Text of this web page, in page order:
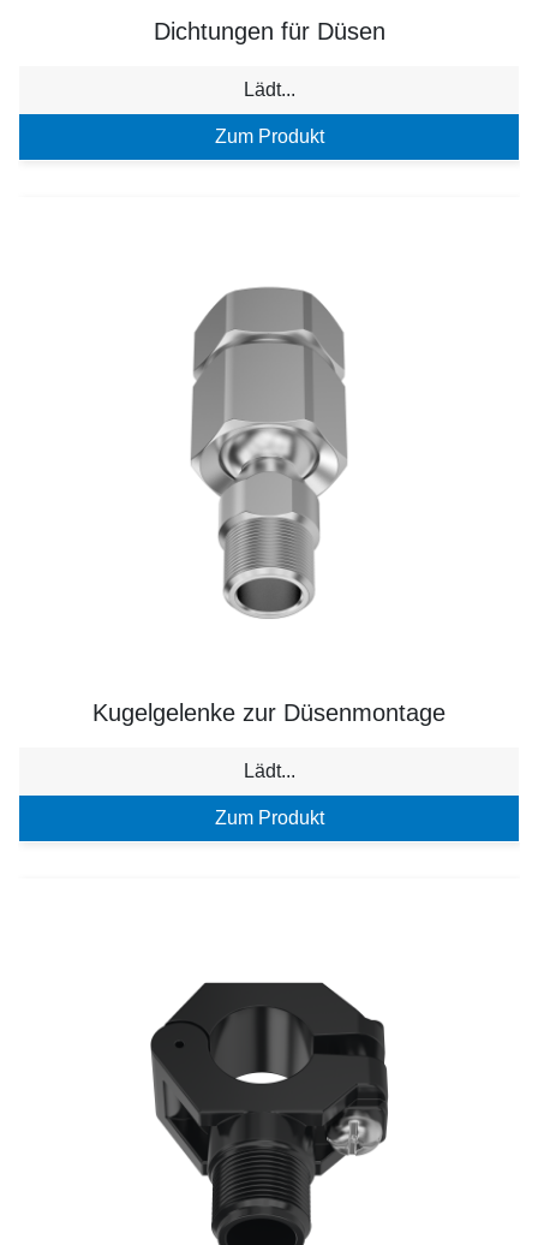
Dichtungen für Düsen
Lädt...
Zum Produkt
Kugelgelenke zur Düsenmontage
Lädt...
Zum Produkt